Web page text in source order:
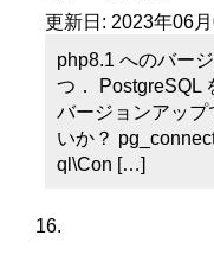
更新日: 2023年06
php8.1 へのバー
つ． PostgreSQL
バージョンアッ
いか？
ql\Con […]